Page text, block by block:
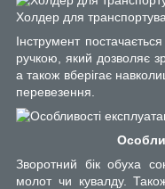
Холдер для
Інструмент
ручкою, який дозволяє
а також вберігає
перевезення.
Зворотний бік обуха
молот чи кувалду.